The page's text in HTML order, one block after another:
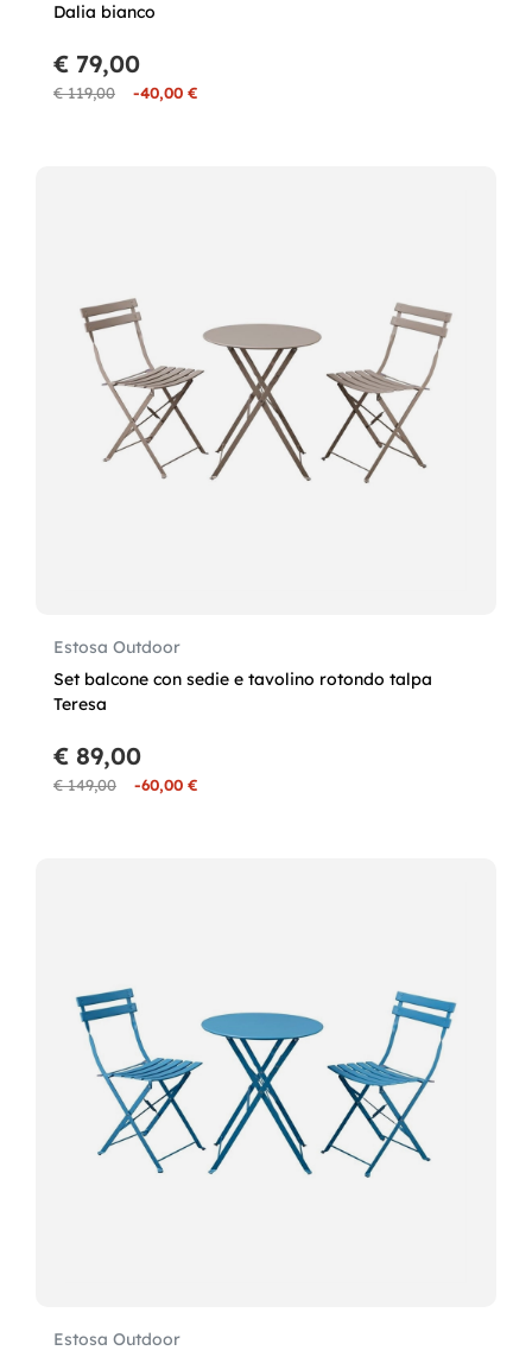
Dalia bianco
€ 119,00 -40,00 €
€ 79,00
Estosa Outdoor
Set balcone con sedie e tavolino rotondo talpa
Teresa
€ 149,00 -60,00 €
€ 89,00
Estosa Outdoor